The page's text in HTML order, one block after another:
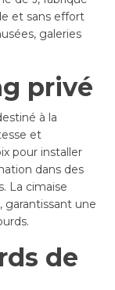
et sans effort
galeries
privé
à la
et
pour installer
dans des
La cimaise
garantissant une
de